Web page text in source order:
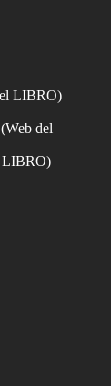
LIBRO)
del
LIBRO)